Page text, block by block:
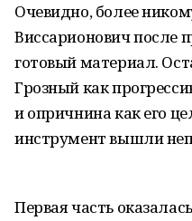
Очевидно, более
Виссарионович после
готовый материал.
Грозный как
и опричнина как его
инструмент вышли
Первая часть